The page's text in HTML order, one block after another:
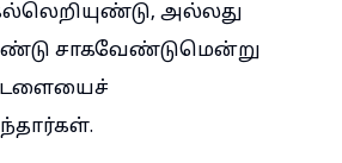
அல்லது
சாகவேண்டுமென்று